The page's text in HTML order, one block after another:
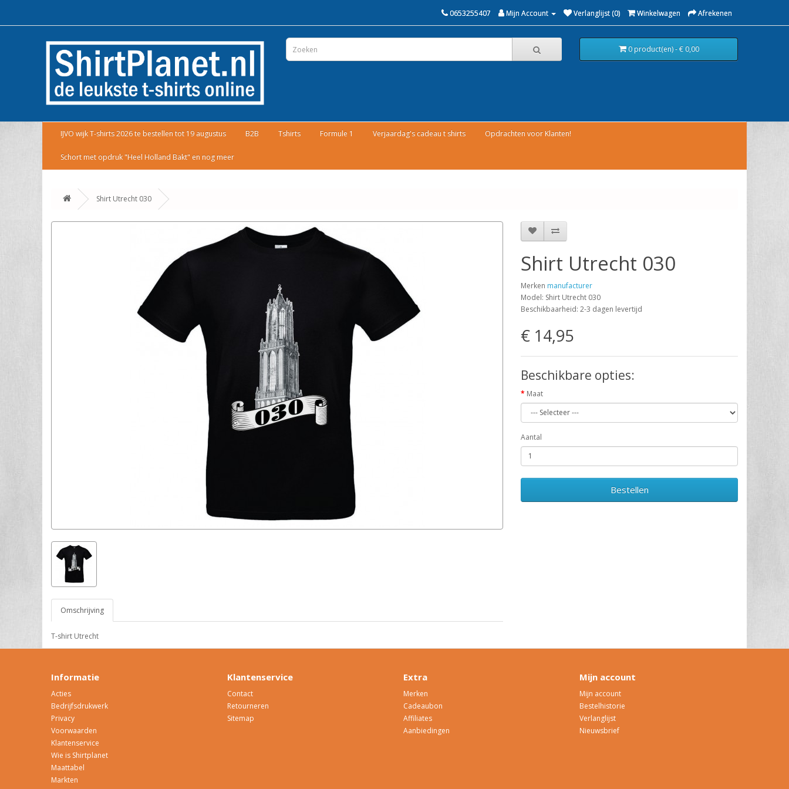
0653255407 Mijn Account Verlanglijst (0) Winkelwagen Afrekenen
0 product(en) - € 0,00
IJVO wijk T-shirts 2026 te bestellen tot 19 augustus B2B Tshirts Formule 1 Verjaardag's cadeau t shirts Opdrachten voor Klanten!
Schort met opdruk "Heel Holland Bakt" en nog meer
Shirt Utrecht 030
Omschrijving
T-shirt Utrecht
Shirt Utrecht 030
Merken manufacturer
Model: Shirt Utrecht 030
Beschikbaarheid: 2-3 dagen levertijd
€ 14,95
Beschikbare opties:
Maat
Aantal
Bestellen
Informatie
Acties
Bedrijfsdrukwerk
Privacy
Voorwaarden
Klantenservice
Wie is Shirtplanet
Maattabel
Markten
Klantenservice
Contact
Retourneren
Sitemap
Extra
Merken
Cadeaubon
Affiliates
Aanbiedingen
Mijn account
Mijn account
Bestelhistorie
Verlanglijst
Nieuwsbrief